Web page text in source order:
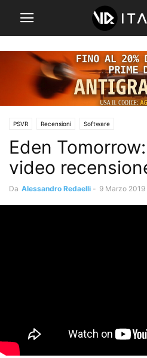
PSVR Recensioni Software
Eden
video
Da Alessandro Redaelli - 9 Marzo 2019